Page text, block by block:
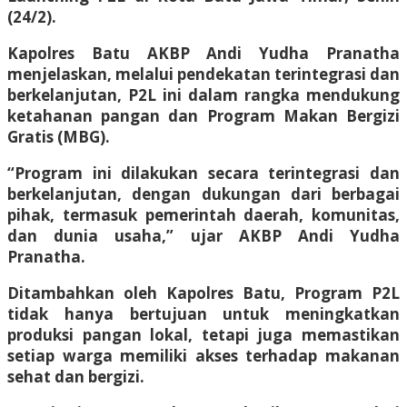
(24/2).
Kapolres Batu AKBP Andi Yudha Pranatha
menjelaskan, melalui pendekatan terintegrasi dan
berkelanjutan, P2L ini dalam rangka mendukung
ketahanan pangan dan Program Makan Bergizi
Gratis (MBG).
“Program ini dilakukan secara terintegrasi dan
berkelanjutan, dengan dukungan dari berbagai
pihak, termasuk pemerintah daerah, komunitas,
dan dunia usaha,” ujar AKBP Andi Yudha
Pranatha.
Ditambahkan oleh Kapolres Batu, Program P2L
tidak hanya bertujuan untuk meningkatkan
produksi pangan lokal, tetapi juga memastikan
setiap warga memiliki akses terhadap makanan
sehat dan bergizi.